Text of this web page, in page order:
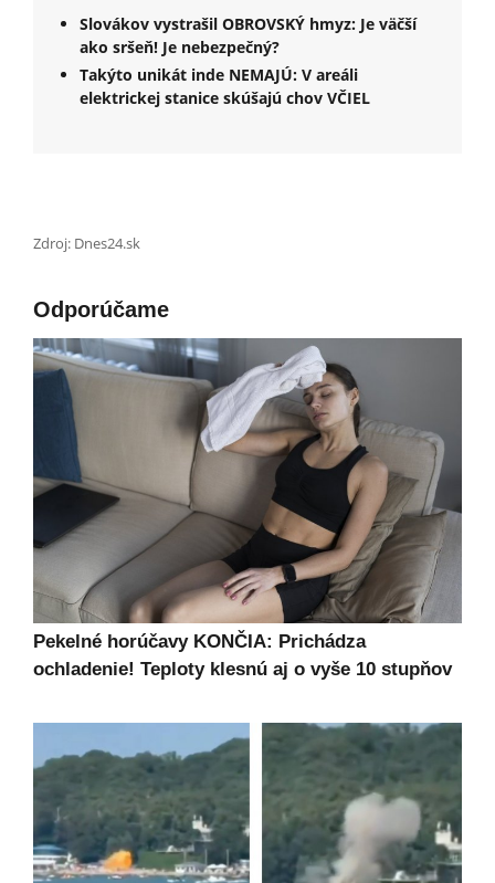
Slovákov vystrašil OBROVSKÝ hmyz: Je väčší
ako sršeň! Je nebezpečný?
Takýto unikát inde NEMAJÚ: V areáli
elektrickej stanice skúšajú chov VČIEL
Zdroj: Dnes24.sk
Odporúčame
Pekelné horúčavy KONČIA: Prichádza
ochladenie! Teploty klesnú aj o vyše 10 stupňov